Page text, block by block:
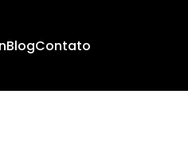
BlogContato